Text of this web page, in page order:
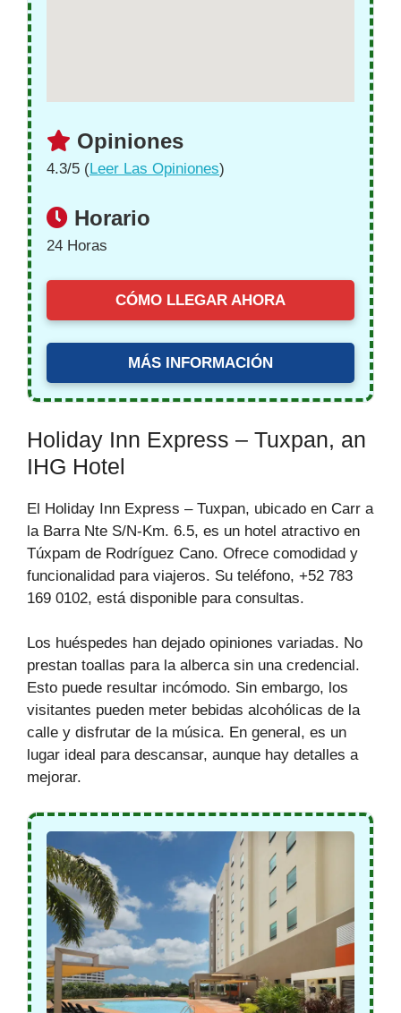
Opiniones
4.3/5 (Leer Las Opiniones)
Horario
24 Horas
CÓMO LLEGAR AHORA
MÁS INFORMACIÓN
Holiday Inn Express – Tuxpan, an
IHG Hotel
El Holiday Inn Express – Tuxpan, ubicado en Carr a
la Barra Nte S/N-Km. 6.5, es un hotel atractivo en
Túxpam de Rodríguez Cano. Ofrece comodidad y
funcionalidad para viajeros. Su teléfono, +52 783
169 0102, está disponible para consultas.
Los huéspedes han dejado opiniones variadas. No
prestan toallas para la alberca sin una credencial.
Esto puede resultar incómodo. Sin embargo, los
visitantes pueden meter bebidas alcohólicas de la
calle y disfrutar de la música. En general, es un
lugar ideal para descansar, aunque hay detalles a
mejorar.